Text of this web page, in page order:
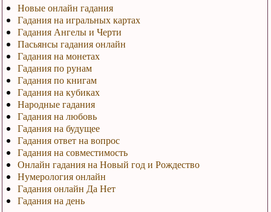
Новые онлайн гадания
Гадания на игральных картах
Гадания Ангелы и Черти
Пасьянсы гадания онлайн
Гадания на монетах
Гадания по рунам
Гадания по книгам
Гадания на кубиках
Народные гадания
Гадания на любовь
Гадания на будущее
Гадания ответ на вопрос
Гадания на совместимость
Онлайн гадания на Новый год и Рождество
Нумерология онлайн
Гадания онлайн Да Нет
Гадания на день